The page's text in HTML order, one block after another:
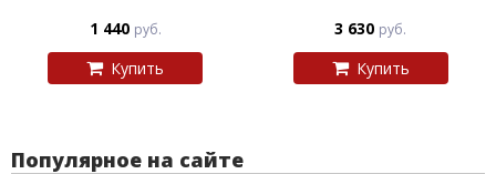
1 440 руб.
Купить
3 630 руб.
Купить
Популярное на сайте